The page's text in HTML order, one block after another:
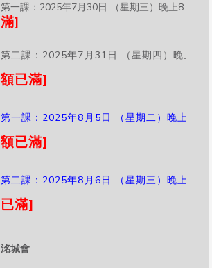
第一課：2025年7月30日 （星期三）晚上8:00 –
滿]
第二課：2025年7月31日 （星期四）晚上
額已滿]
第一課：2025年8月5日 （星期二）晚上
額已滿]
第二課：2025年8月6日 （星期三）晚上
已滿]
洺城會